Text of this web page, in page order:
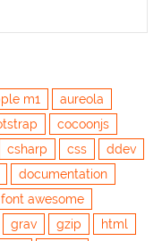
m1
aureola
cocoonjs
csharp css
ddev
documentation
font awesome
grav gzip
html